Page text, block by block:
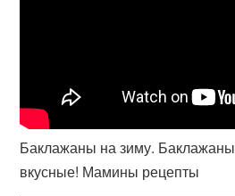
Баклажаны на зиму.
вкусные! Мамины рецепты